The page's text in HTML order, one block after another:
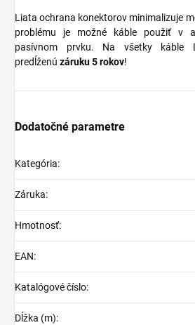
Liata ochrana konektorov minimalizuje
problému je možné káble použiť v
pasívnom prvku. Na všetky káble
predĺženú záruku 5 rokov!
Dodatočné parametre
Kategória:
Záruka:
Hmotnosť:
EAN:
Katalógové číslo:
Dĺžka (m):